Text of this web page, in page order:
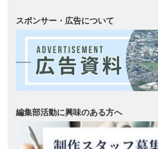
スポンサー・広告について
編集部活動に興味のある方へ